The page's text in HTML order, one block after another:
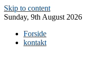
Skip to content
Sunday, 9th August 2026
Forside
kontakt